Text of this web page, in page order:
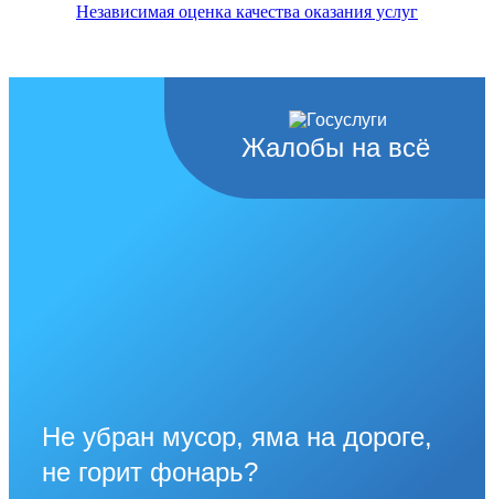
Независимая оценка качества оказания услуг
Жалобы на всё
Не убран мусор, яма на дороге,
не горит фонарь?